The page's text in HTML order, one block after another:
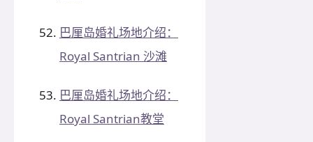
巴厘岛婚礼场地介绍：
Royal Santrian 沙滩
巴厘岛婚礼场地介绍：
Royal Santrian教堂